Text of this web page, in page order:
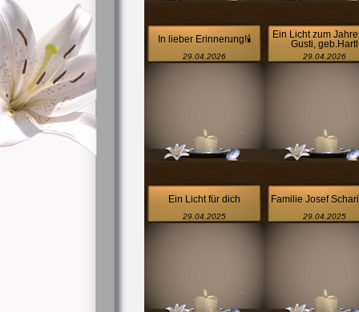
In lieber Erinnerung!🕯
29.04.2026
Ein Licht zum
Gusti, geb.Hartl
29.04.2026
Ein Licht für dich
29.04.2025
Familie Josef
29.04.2025